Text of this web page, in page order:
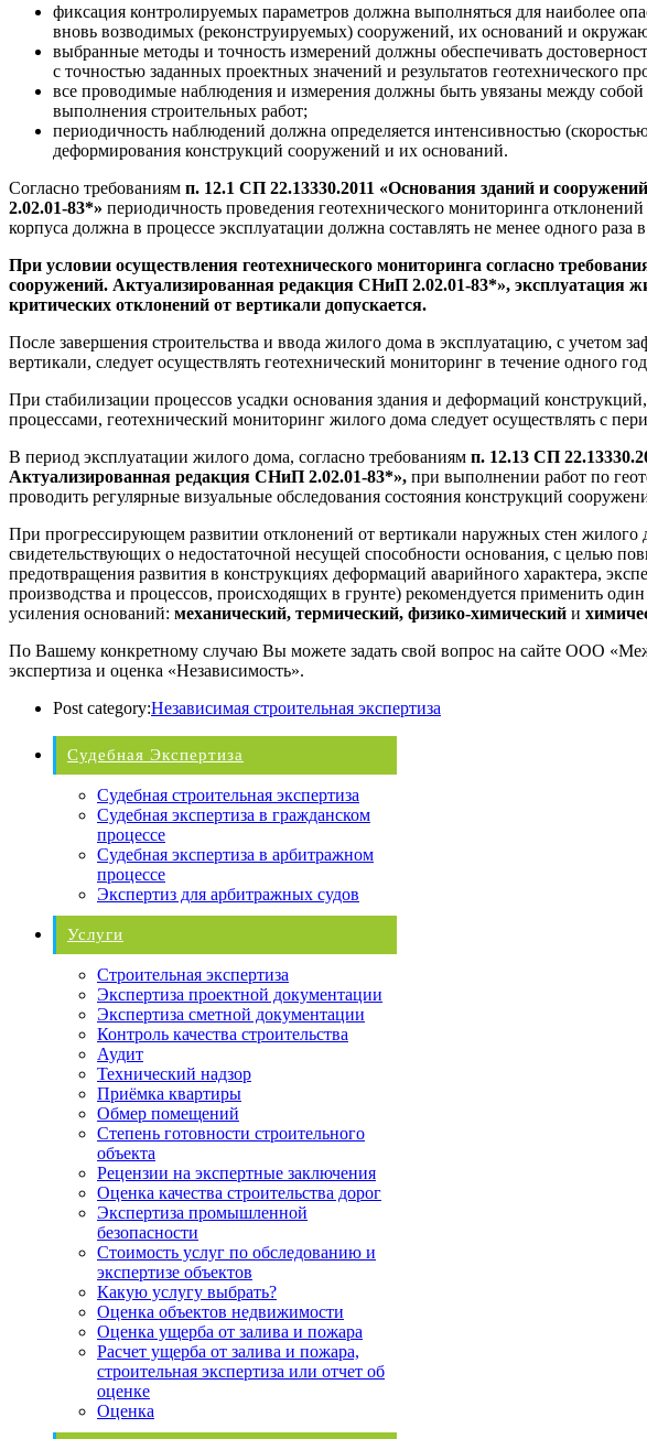
фиксация контролируемых параметров должна выполняться для наиболее
вновь возводимых (реконструируемых) сооружений, их оснований и
выбранные методы и точность измерений должны обеспечивать
с точностью заданных проектных значений и результатов геотехнического
все проводимые наблюдения и измерения должны быть увязаны между
выполнения строительных работ;
периодичность наблюдений должна определяется интенсивностью
деформирования конструкций сооружений и их оснований.
Согласно требованиям п. 12.1 СП 22.13330.2011 «Основания зданий и
2.02.01-83*» периодичность проведения геотехнического мониторинга
корпуса должна в процессе эксплуатации должна составлять не менее одного раза
При условии осуществления геотехнического мониторинга согласно
сооружений. Актуализированная редакция СНиП 2.02.01-83*», эксплуатация
критических отклонений от вертикали допускается.
После завершения строительства и ввода жилого дома в эксплуатацию, с учетом
вертикали, следует осуществлять геотехнический мониторинг в течение одного
При стабилизации процессов усадки основания здания и деформаций
процессами, геотехнический мониторинг жилого дома следует осуществлять с
В период эксплуатации жилого дома, согласно требованиям п. 12.13 СП
Актуализированная редакция СНиП 2.02.01-83*», при выполнении работ по
проводить регулярные визуальные обследования состояния конструкций
При прогрессирующем развитии отклонений от вертикали наружных стен
свидетельствующих о недостаточной несущей способности основания, с целью
предотвращения развития в конструкциях деформаций аварийного характера,
производства и процессов, происходящих в грунте) рекомендуется применить
усиления оснований: механический, термический, физико-химический и
По Вашему конкретному случаю Вы можете задать свой вопрос на сайте ООО
экспертиза и оценка «Независимость».
Post category:Независимая строительная экспертиза
Судебная Экспертиза
Судебная строительная экспертиза
Судебная экспертиза в гражданском
процессе
Судебная экспертиза в арбитражном
процессе
Экспертиз для арбитражных судов
Услуги
Строительная экспертиза
Экспертиза проектной документации
Экспертиза сметной документации
Контроль качества строительства
Аудит
Технический надзор
Приёмка квартиры
Обмер помещений
Степень готовности строительного
объекта
Рецензии на экспертные заключения
Оценка качества строительства дорог
Экспертиза промышленной
безопасности
Стоимость услуг по обследованию и
экспертизе объектов
Какую услугу выбрать?
Оценка объектов недвижимости
Оценка ущерба от залива и пожара
Расчет ущерба от залива и пожара,
строительная экспертиза или отчет об
оценке
Оценка